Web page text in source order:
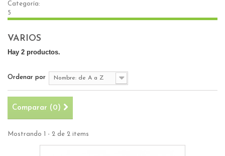
Categoría:
5
VARIOS
Hay 2 productos.
Ordenar por Nombre: de A a Z
Comparar ( 0)
Mostrando 1 - 2 de 2 items